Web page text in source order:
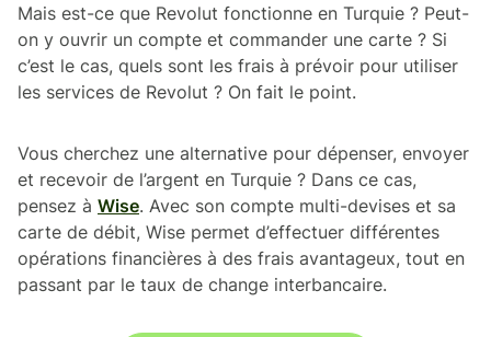
Mais est-ce que Revolut fonctionne en Turquie ? Peut-
on y ouvrir un compte et commander une carte ? Si
c’est le cas, quels sont les frais à prévoir pour utiliser
les services de Revolut ? On fait le point.
Vous cherchez une alternative pour dépenser, envoyer
et recevoir de l’argent en Turquie ? Dans ce cas,
pensez à Wise. Avec son compte multi-devises et sa
carte de débit, Wise permet d’effectuer différentes
opérations financières à des frais avantageux, tout en
passant par le taux de change interbancaire.